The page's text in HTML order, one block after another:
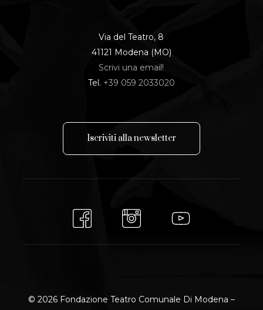
Via del Teatro, 8
41121 Modena (MO)
Scrivi una email!
Tel. +39 059 2033020
Iscriviti allanewsletter
© 2026 Fondazione Teatro Comunale Di Modena –